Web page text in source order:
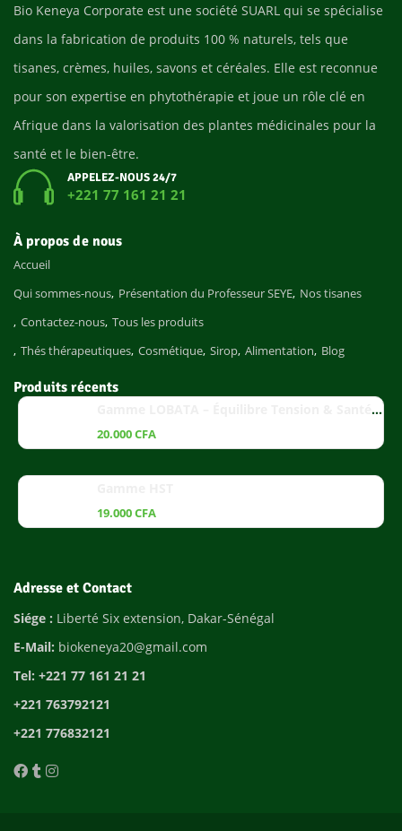
Bio Keneya Corporate est une société SUARL qui se spécialise
dans la fabrication de produits 100 % naturels, tels que
tisanes, crèmes, huiles, savons et céréales. Elle est reconnue
pour son expertise en phytothérapie et joue un rôle clé en
Afrique dans la valorisation des plantes médicinales pour la
santé et le bien-être.
APPELEZ-NOUS 24/7
+221 77 161 21 21
À propos de nous
Accueil
Qui sommes-nous Présentation du Professeur SEYE Nos tisanes
Contactez-nous Tous les produits
Thés thérapeutiques Cosmétique Sirop Alimentation Blog
Produits récents
Gamme LOBATA – Équilibre Tension & Santé Cardiaque
20.000CFA
19.000CFA
Adresse et Contact
Siége : Liberté Six extension, Dakar-Sénégal
E-Mail: biokeneya20@gmail.com
Tel: +221 77 161 21 21
+221 763792121
+221 776832121